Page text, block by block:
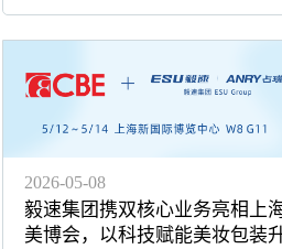
2026-05-08
毅速集团携双核心业务亮相上
美博会，以科技赋能美妆包装